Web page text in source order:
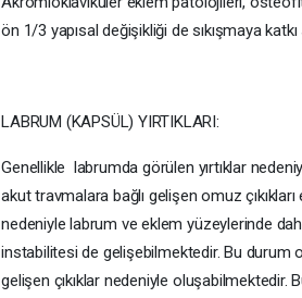
ön 1/3 yapısal değişikliği de sıkışmaya
LABRUM (KAPSÜL) YIRTIKLARI:
Genellikle labrumda görülen yırtıklar
akut travmalara bağlı gelişen omuz
nedeniyle labrum ve eklem yüzeylerinde
instabilitesi de gelişebilmektedir. Bu durum
gelişen çıkıklar nedeniyle oluşabilmektedir.